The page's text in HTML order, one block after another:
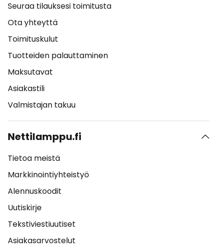
Seuraa tilauksesi toimitusta
Ota yhteyttä
Toimituskulut
Tuotteiden palauttaminen
Maksutavat
Asiakastili
Valmistajan takuu
Nettilamppu.fi
Tietoa meistä
Markkinointiyhteistyö
Alennuskoodit
Uutiskirje
Tekstiviestiuutiset
Asiakasarvostelut